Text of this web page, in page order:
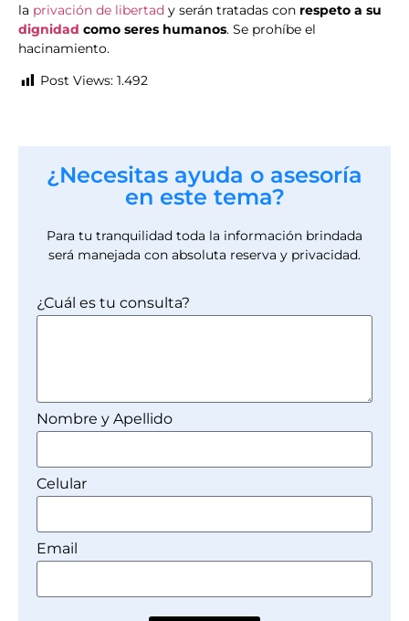
la privación de libertad y serán tratadas con respeto a su
dignidad como seres humanos. Se prohíbe el
hacinamiento.
Post Views: 1.492
¿Necesitas ayuda o asesoría
en este tema?
Para tu tranquilidad toda la información brindada
será manejada con absoluta reserva y privacidad.
¿Cuál es tu consulta?
Nombre y Apellido
Celular
Email